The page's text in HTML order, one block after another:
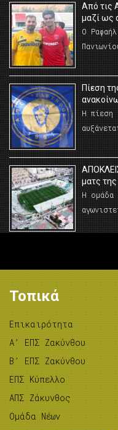
Από τις
μαζί ως
Ο
Πίεση
Η πίεση
ματς
Η ομάδα
Τοπικά
Επικαιρότητα
A’ ΕΠΣ Ζακύνθου
B’ ΕΠΣ Ζακύνθου
ΕΠΣ Κύπελλο
ΑΠΣ Ζάκυνθος
Ομάδα Νέων